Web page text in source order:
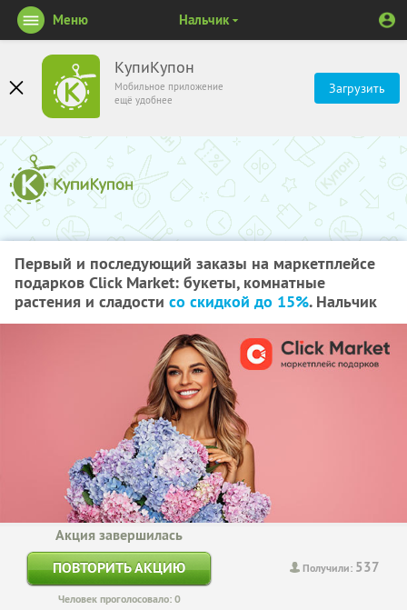
КупиКупон
Мобильное приложение
ещё удобнее
Загрузить
Меню Нальчик
Первый и последующий заказы на маркетплейсе
подарков Click Market: букеты, комнатные
растения и сладости со скидкой до 15%. Нальчик
Получили: 537
Акция завершилась
ПОВТОРИТЬ АКЦИЮ
Человек проголосовало: 0